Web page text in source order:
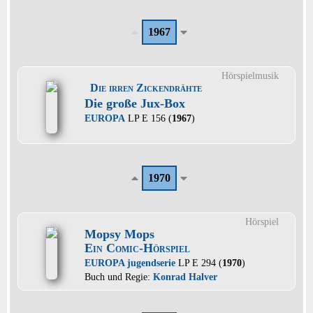
1967
Hörspielmusik
Die irren Zickendrähte
Die große Jux-Box
EUROPA LP E 156 (1967)
1970
Hörspiel
Mopsy Mops
Ein Comic-Hörspiel
EUROPA jugendserie LP E 294 (1970)
Buch und Regie: Konrad Halver